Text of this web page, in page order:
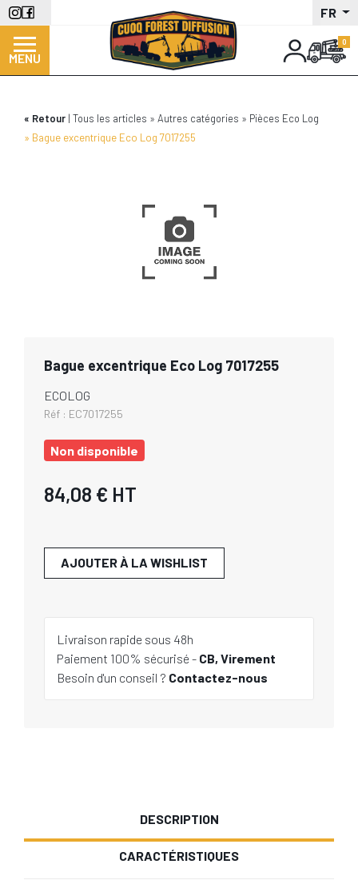
Aller
au
contenu
principal
FR
MENU
Retour Tous les articles Autres catégories
Pièces Eco Log
Bague excentrique Eco Log 7017255
Bague excentrique Eco Log 7017255
ECOLOG
Réf : EC7017255
Non disponible
84,08 € HT
AJOUTER À LA WISHLIST
Livraison rapide sous 48h
Paiement 100% sécurisé - CB, Virement
Besoin d'un conseil ? Contactez-nous
DESCRIPTION
CARACTÉRISTIQUES